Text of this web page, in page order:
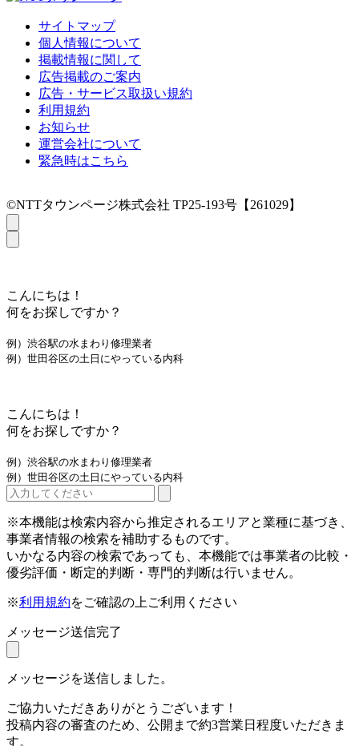
サイトマップ
個人情報について
掲載情報に関して
広告掲載のご案内
広告・サービス取扱い規約
利用規約
お知らせ
運営会社について
緊急時はこちら
©NTTタウンページ株式会社 TP25-193号【261029】
こんにちは！
何をお探しですか？
例）渋谷駅の水まわり修理業者
例）世田谷区の土日にやっている内科
こんにちは！
何をお探しですか？
例）渋谷駅の水まわり修理業者
例）世田谷区の土日にやっている内科
※本機能は検索内容から推定されるエリアと業種に基づき、
事業者情報の検索を補助するものです。
いかなる内容の検索であっても、本機能では事業者の比較・
優劣評価・断定的判断・専門的判断は行いません。
※利用規約をご確認の上ご利用ください
メッセージ送信完了
メッセージを送信しました。
ご協力いただきありがとうございます！
投稿内容の審査のため、公開まで約3営業日程度いただきま
す。